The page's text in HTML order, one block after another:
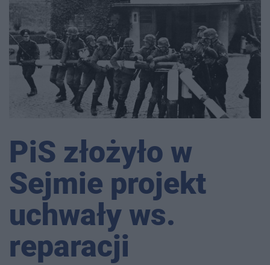
PiS złożyło w
Sejmie projekt
uchwały ws.
reparacji